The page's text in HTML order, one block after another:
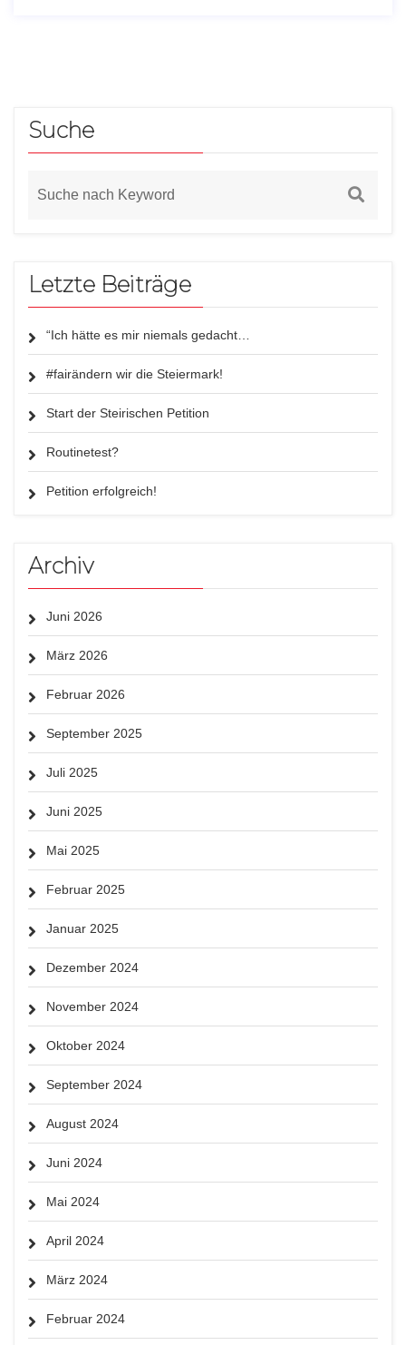
Suche
Letzte Beiträge
“Ich hätte es mir niemals gedacht…
#fairändern wir die Steiermark!
Start der Steirischen Petition
Routinetest?
Petition erfolgreich!
Archiv
Juni 2026
März 2026
Februar 2026
September 2025
Juli 2025
Juni 2025
Mai 2025
Februar 2025
Januar 2025
Dezember 2024
November 2024
Oktober 2024
September 2024
August 2024
Juni 2024
Mai 2024
April 2024
März 2024
Februar 2024